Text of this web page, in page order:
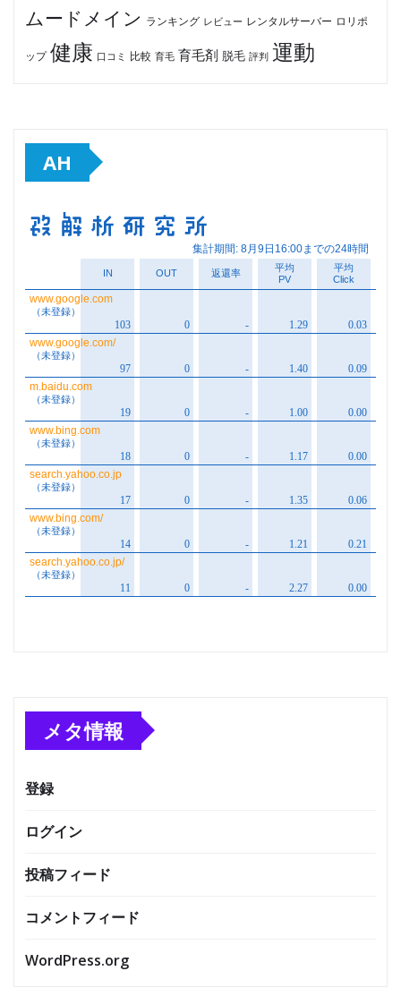
ムードメイン ランキング レビュー レンタルサーバー ロリポ
ップ 健康 口コミ 比較 育毛 育毛剤 脱毛 評判 運動
AH
メタ情報
登録
ログイン
投稿フィード
コメントフィード
WordPress.org